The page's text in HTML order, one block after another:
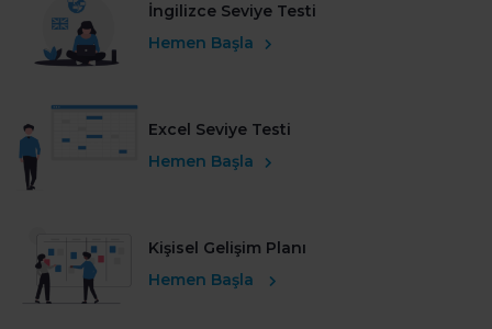
İngilizce Seviye Testi
Hemen Başla
Excel Seviye Testi
Hemen Başla
Kişisel Gelişim Planı
Hemen Başla